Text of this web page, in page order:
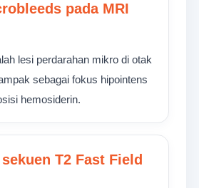
pada MRI
lesi perdarahan mikro di otak
sebagai fokus hipointens
hemosiderin.
T2 Fast Field